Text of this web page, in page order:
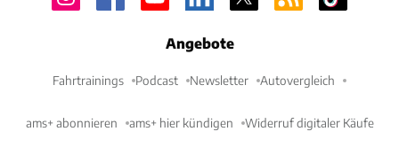
Angebote
Fahrtrainings Podcast Newsletter Autovergleich
ams+ abonnieren ams+ hier kündigen Widerruf digitaler Käufe